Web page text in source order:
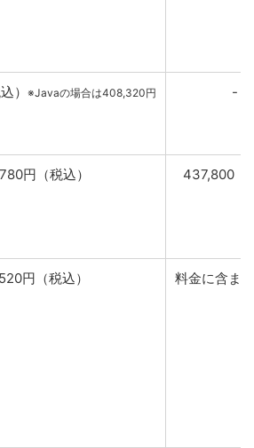
） ※Javaの場合は408,320円 -
円（税込） 437,800（
円（税込） 料金に含ま